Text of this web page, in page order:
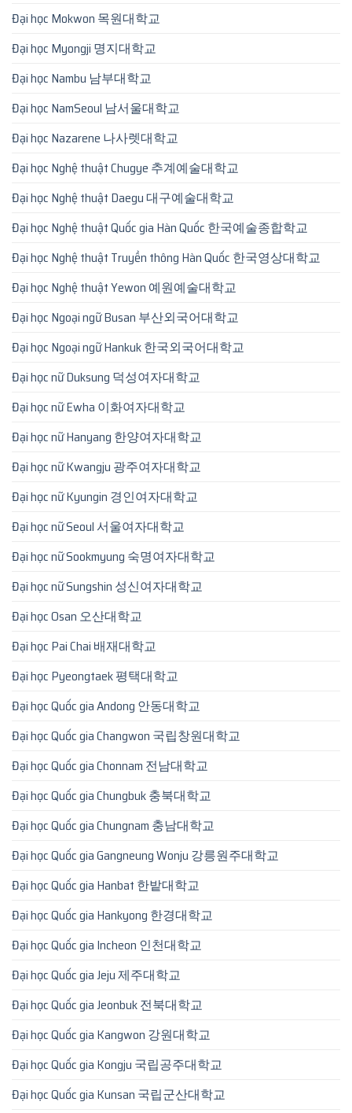
Đại học Mokwon 목원대학교
Đại học Myongji 명지대학교
Đại học Nambu 남부대학교
Đại học NamSeoul 남서울대학교
Đại học Nazarene 나사렛대학교
Đại học Nghệ thuật Chugye 추계예술대학교
Đại học Nghệ thuật Daegu 대구예술대학교
Đại học Nghệ thuật Quốc gia Hàn Quốc 한국예술종합학교
Đại học Nghệ thuật Truyền thông Hàn Quốc 한국영상대학교
Đại học Nghệ thuật Yewon 예원예술대학교
Đại học Ngoại ngữ Busan 부산외국어대학교
Đại học Ngoại ngữ Hankuk 한국외국어대학교
Đại học nữ Duksung 덕성여자대학교
Đại học nữ Ewha 이화여자대학교
Đại học nữ Hanyang 한양여자대학교
Đại học nữ Kwangju 광주여자대학교
Đại học nữ Kyungin 경인여자대학교
Đại học nữ Seoul 서울여자대학교
Đại học nữ Sookmyung 숙명여자대학교
Đại học nữ Sungshin 성신여자대학교
Đại học Osan 오산대학교
Đại học Pai Chai 배재대학교
Đại học Pyeongtaek 평택대학교
Đại học Quốc gia Andong 안동대학교
Đại học Quốc gia Changwon 국립창원대학교
Đại học Quốc gia Chonnam 전남대학교
Đại học Quốc gia Chungbuk 충북대학교
Đại học Quốc gia Chungnam 충남대학교
Đại học Quốc gia Gangneung Wonju 강릉원주대학교
Đại học Quốc gia Hanbat 한밭대학교
Đại học Quốc gia Hankyong 한경대학교
Đại học Quốc gia Incheon 인천대학교
Đại học Quốc gia Jeju 제주대학교
Đại học Quốc gia Jeonbuk 전북대학교
Đại học Quốc gia Kangwon 강원대학교
Đại học Quốc gia Kongju 국립공주대학교
Đại học Quốc gia Kunsan 국립군산대학교